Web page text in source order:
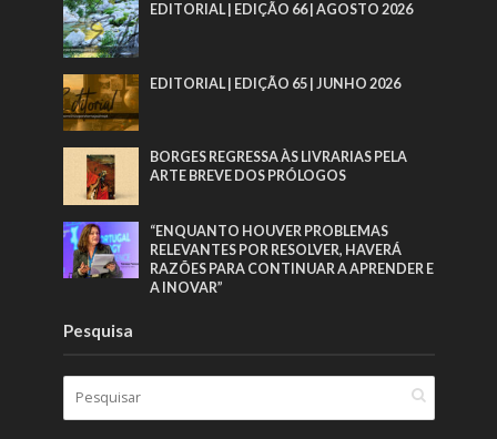
EDITORIAL | EDIÇÃO 66 | AGOSTO 2026
EDITORIAL | EDIÇÃO 65 | JUNHO 2026
BORGES REGRESSA ÀS LIVRARIAS PELA
ARTE BREVE DOS PRÓLOGOS
“ENQUANTO HOUVER PROBLEMAS
RELEVANTES POR RESOLVER, HAVERÁ
RAZÕES PARA CONTINUAR A APRENDER E
A INOVAR”
Pesquisa